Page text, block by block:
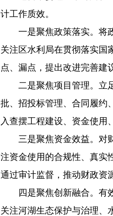
计工作质效。
一是聚焦政策落实。将
关注区水利局在贯彻落实国
点、漏点，提出改进完善建
二是聚焦项目管理。立
批、招投标管理、合同履约
入查摆工程建设、资金使用
三是聚焦资金效益。
注资金使用的合规性、真实
通过审计监督，推动财政资
四是聚焦创新融合。有
关注河湖生态保护与治理、